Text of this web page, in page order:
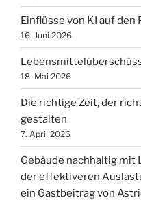
Einflüsse von KI auf den
16. Juni 2026
18. Mai 2026
Die richtige Zeit, der
gestalten
7. April 2026
Gebäude nachhaltig mit
der effektiveren
ein Gastbeitrag von